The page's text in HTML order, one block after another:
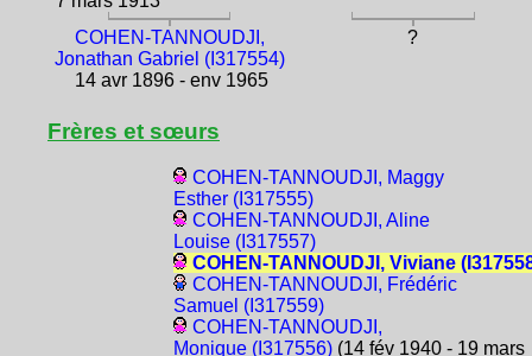
COHEN-TANNOUDJI,
Jonathan Gabriel (I317554)
14 avr 1896 - env 1965
?
Frères et sœurs
COHEN-TANNOUDJI, Maggy
Esther (I317555)
COHEN-TANNOUDJI, Aline
Louise (I317557)
COHEN-TANNOUDJI, Viviane
COHEN-TANNOUDJI, Frédéric
Samuel (I317559)
COHEN-TANNOUDJI,
Monique (I317556)(14 fév 1940 - 19 mars